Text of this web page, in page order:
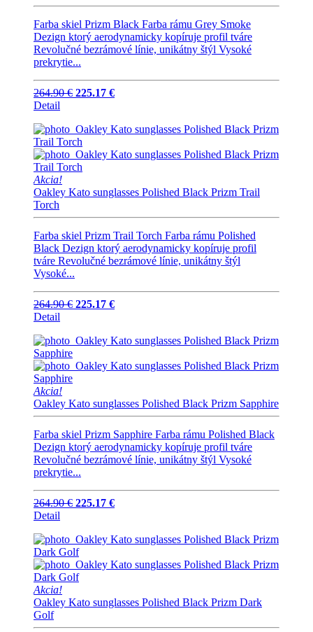
Farba skiel Prizm Black Farba rámu Grey Smoke
Dezign ktorý aerodynamicky kopíruje profil tváre
Revolučné bezrámové línie, unikátny štýl Vysoké
prekrytie...
264.90 € 225.17 €
Detail
Akcia!
Oakley Kato sunglasses Polished Black Prizm Trail
Torch
Farba skiel Prizm Trail Torch Farba rámu Polished
Black Dezign ktorý aerodynamicky kopíruje profil
tváre Revolučné bezrámové línie, unikátny štýl
Vysoké...
264.90 € 225.17 €
Detail
Akcia!
Oakley Kato sunglasses Polished Black Prizm Sapphire
Farba skiel Prizm Sapphire Farba rámu Polished Black
Dezign ktorý aerodynamicky kopíruje profil tváre
Revolučné bezrámové línie, unikátny štýl Vysoké
prekrytie...
264.90 € 225.17 €
Detail
Akcia!
Oakley Kato sunglasses Polished Black Prizm Dark
Golf